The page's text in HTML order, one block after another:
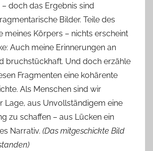
doch das Ergebnis sind
Bilder. Teile des
meines Körpers – nichts erscheint
Auch meine Erinnerungen an
bruchstückhaft. Und doch erzähle
Fragmenten eine kohärente
Als Menschen sind wir
Lage, aus Unvollständigem eine
zu schaffen – aus Lücken ein
Narrativ. (Das mitgeschickte Bild